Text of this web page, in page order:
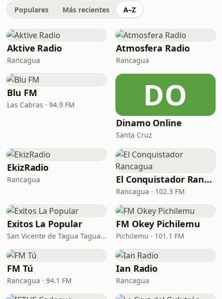
Populares Más recientes A–Z
Aktive Radio
Rancagua
Atmosfera Radio
Rancagua
Blu FM
Las Cabras · 94.9 FM DO
Dinamo Online
Santa Cruz
EkizRadio
Rancagua El Conquistador Rancagua
Rancagua · 102.3 FM
Exitos La Popular
San Vicente de Tagua Tagua · 106.1 FM
FM Okey Pichilemu
Pichilemu · 101.1 FM
FM Tú
Rancagua · 94.1 FM
Ian Radio
Rancagua